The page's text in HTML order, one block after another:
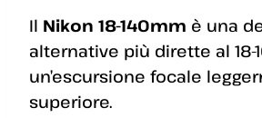
Il Nikon 18-140mm è una
alternative più dirette al 18-
un’escursione focale
superiore.